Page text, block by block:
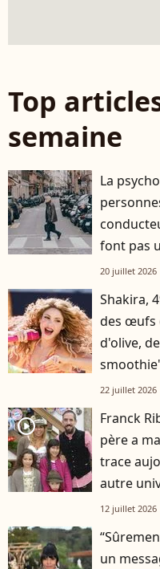
Top
semaine
La
font pas
20 juillet 2026
Shakira,
des œufs
d'olive,
22 juillet 2026
player2
Franck
père a
trace
autre
12 juillet 2026
un